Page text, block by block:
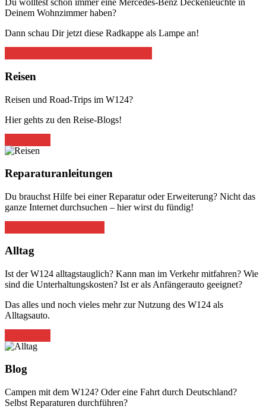
Du wolltest schon immer eine Mercedes-Benz Deckenleuchte in
Deinem Wohnzimmer haben?
Dann schau Dir jetzt diese Radkappe als Lampe an!
Reisen
Reisen und Road-Trips im W124?
Hier gehts zu den Reise-Blogs!
Reparaturanleitungen
Du brauchst Hilfe bei einer Reparatur oder Erweiterung? Nicht das
ganze Internet durchsuchen – hier wirst du fündig!
Alltag
Ist der W124 alltagstauglich? Kann man im Verkehr mitfahren? Wie
sind die Unterhaltungskosten? Ist er als Anfängerauto geeignet?
Das alles und noch vieles mehr zur Nutzung des W124 als
Alltagsauto.
Blog
Campen mit dem W124? Oder eine Fahrt durch Deutschland?
Selbst Reparaturen durchführen?